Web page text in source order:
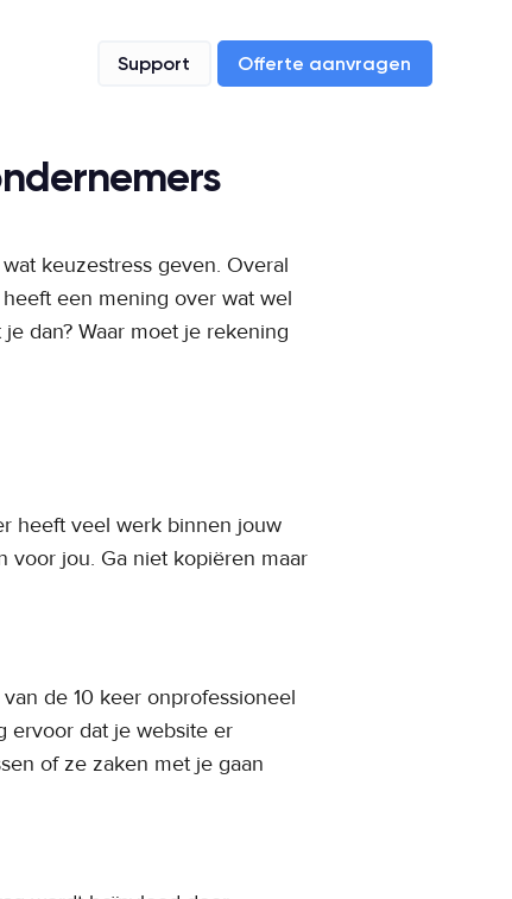
Support Offerte aanvragen
keuzestress geven. Overal
een mening over wat wel
dan? Waar moet je rekening
heeft veel werk binnen jouw
voor jou. Ga niet kopiëren maar
de 10 keer onprofessioneel
ervoor dat je website er
of ze zaken met je gaan